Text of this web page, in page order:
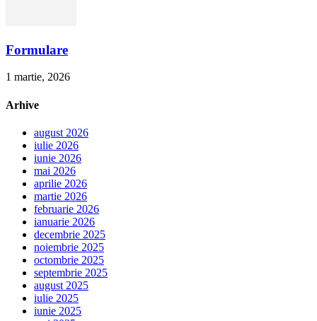
Formulare
1 martie, 2026
Arhive
august 2026
iulie 2026
iunie 2026
mai 2026
aprilie 2026
martie 2026
februarie 2026
ianuarie 2026
decembrie 2025
noiembrie 2025
octombrie 2025
septembrie 2025
august 2025
iulie 2025
iunie 2025